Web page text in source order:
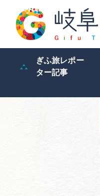
ぎふ旅レポー
ター記事